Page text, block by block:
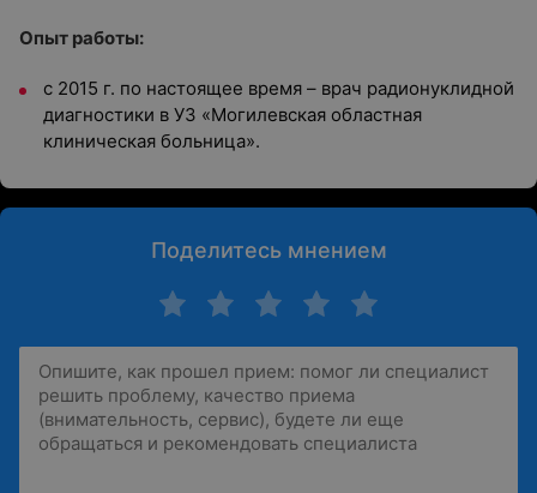
Опыт работы:
с 2015 г. по настоящее время – врач радионуклидной
диагностики в УЗ «Могилевская областная
клиническая больница».
Поделитесь мнением